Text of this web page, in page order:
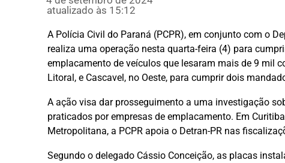
atualizado às 15:12
A Polícia Civil do Paraná (PCPR), em conjunto com o
realiza uma operação nesta quarta-feira (4) para
emplacamento de veículos que lesaram mais de 9 mil
Litoral, e Cascavel, no Oeste, para cumprir dois
A ação visa dar prosseguimento a uma investigação
praticados por empresas de emplacamento. Em
Metropolitana, a PCPR apoia o Detran-PR nas
Segundo o delegado Cássio Conceição, as placas